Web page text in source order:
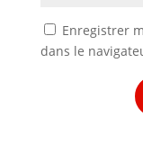
Enregistrer
dans le